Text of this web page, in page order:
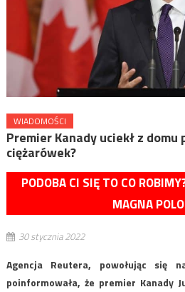
WIADOMOŚCI
Premier Kanady uciekł z
ciężarówek?
PODOBA CI SIĘ TO CO
MAGNA
30 stycznia 2022
Agencja Reutera, powołując się
poinformowała, że premier Kanady